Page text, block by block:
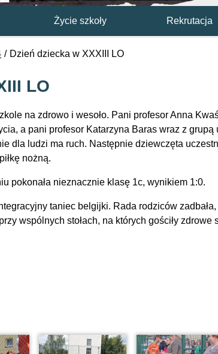
Życie szkoły Rekrutacja
Dzień dziecka w XXXIII LO
LO
na zdrowo i wesoło. Pani profesor Anna
a pani profesor Katarzyna Baras wraz z grupą
dla ludzi ma ruch. Następnie dziewczęta
nożną.
pokonała nieznacznie klasę 1c, wynikiem 1:0.
taniec belgijki. Rada rodziców
wspólnych stołach, na których gościły zdrowe